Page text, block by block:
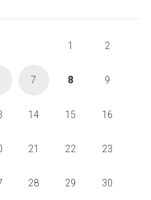
1 2
7 8 9
14 15 16
21 22 23
28 29 30